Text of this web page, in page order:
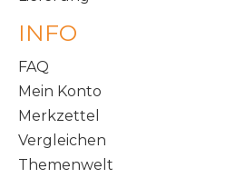
INFO
FAQ
Mein Konto
Merkzettel
Vergleichen
Themenwelt